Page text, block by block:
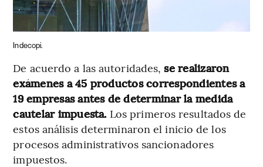
Indecopi.
De acuerdo a las autoridades,se realizaron
exámenes a 45 productos correspondientes a
19 empresas antes de determinar la medida
cautelar impuesta. Los primeros resultados de
estos análisis determinaron el inicio de los
procesos administrativos sancionadores
impuestos.